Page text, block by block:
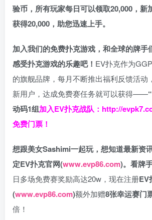
验币，所有玩家每日可以领取20,000，新
获得20,000，助您迅速上手。
加入我们的免费扑克游戏，和全球的牌手
感受扑克游戏的乐趣吧！ EV扑克作为
的旗舰品牌，每月不断推出福利反馈活动
新用户，达成免费赛任务就可以获得——
动码1组加入EV扑克战队： http://
免费门票！
想跟美女Sashimi一起玩， 想知道最新资
定EV扑克官网(www.evp86.com)。 看牌
日多场免费赛奖励高达20w，现在注册EV
(www.evp86.com)额外加赠8张幸运赛门
倍！